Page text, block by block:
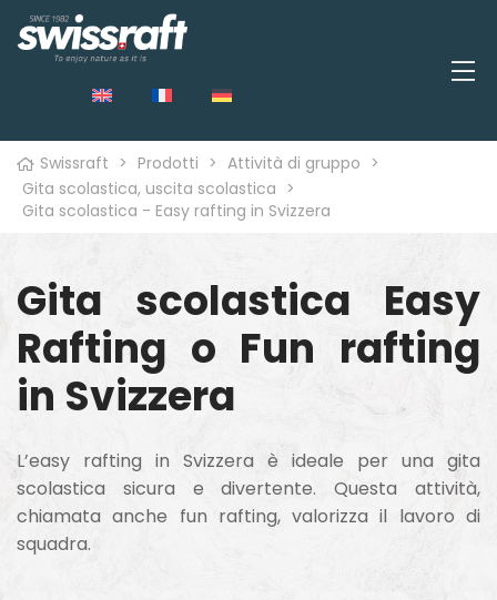
Swissraft > Prodotti > Attività di gruppo >
Gita scolastica, uscita scolastica >
Gita scolastica - Easy rafting in Svizzera
Gita scolastica Easy
Rafting o Fun rafting
in Svizzera
L’easy rafting in Svizzera è ideale per una gita
scolastica sicura e divertente. Questa attività,
chiamata anche fun rafting, valorizza il lavoro di
squadra.